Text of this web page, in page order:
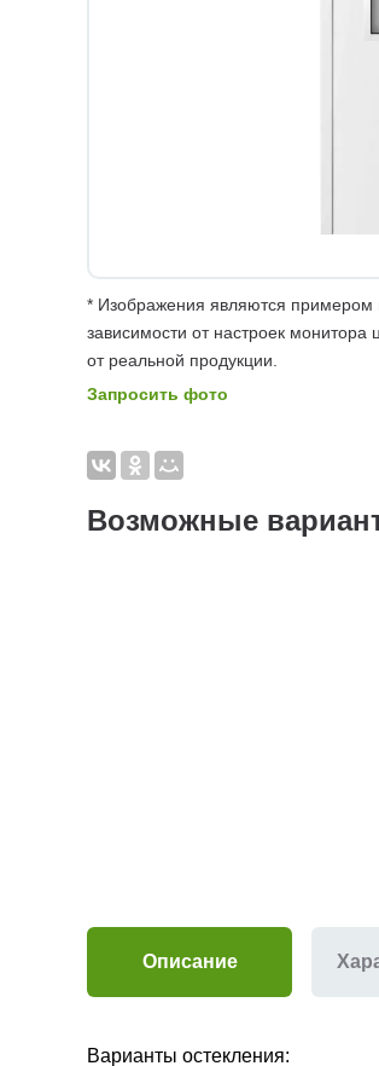
* Изображения являются примером
зависимости от настроек
от реальной продукции.
Запросить фото
Возможные
Описание
Варианты остекления: